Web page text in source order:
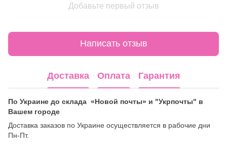
Добавьте первый отзыв
Написать отзыв
Доставка Оплата Гарантия
По Украине до склада «Новой почты» и "Укрпочты" в
Вашем городе
Доставка заказов по Украине осуществляется в рабочие дни
Пн-Пт.